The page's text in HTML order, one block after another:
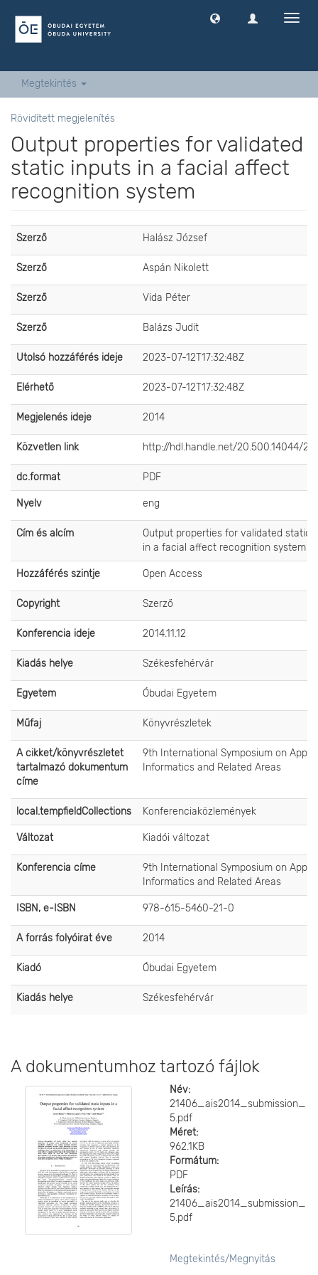
Megtekintés
Rövidített megjelenítés
Output properties for validated
static inputs in a facial affect
recognition system
Szerző Halász József
Szerző Aspán Nikolett
Szerző Vida Péter
Szerző Balázs Judit
Utolsó hozzáférés ideje 2023-07-12T17:32:48Z
Elérhető 2023-07-12T17:32:48Z
Megjelenés ideje 2014
Közvetlen link http://hdl.handle.net/20.500.14044/
dc.format PDF
Nyelv eng
Cím és alcím
Output properties for validated static
in a facial affect recognition system
Hozzáférés szintje Open Access
Copyright Szerző
Konferencia ideje 2014.11.12
Kiadás helye Székesfehérvár
Egyetem Óbudai Egyetem
Műfaj Könyvrészletek
A cikket/könyvrészletet
tartalmazó dokumentum
címe
9th International Symposium on
Informatics and Related Areas
local.tempfieldCollections Konferenciaközlemények
Változat Kiadói változat
Konferencia címe
9th International Symposium on
Informatics and Related Areas
ISBN, e-ISBN 978-615-5460-21-0
A forrás folyóirat éve 2014
Kiadó Óbudai Egyetem
Kiadás helye Székesfehérvár
A dokumentumhoz tartozó fájlok
Név:
21406_ais2014_submission_
5.pdf
Méret:
962.1KB
Formátum:
PDF
Leírás:
21406_ais2014_submission_
5.pdf
Megtekintés/Megnyitás